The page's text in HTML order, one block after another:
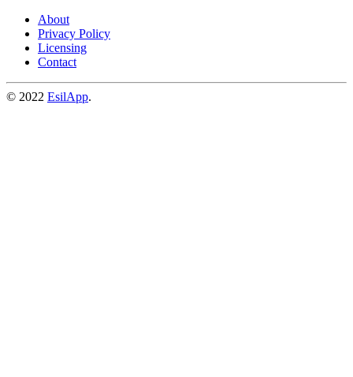
About
Privacy Policy
Licensing
Contact
© 2022 EsilApp.